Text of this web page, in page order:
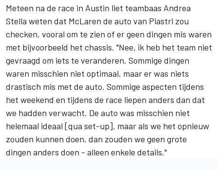
Meteen na de race in Austin liet teambaas Andrea
Stella weten dat McLaren de auto van Piastri zou
checken, vooral om te zien of er geen dingen mis waren
met bijvoorbeeld het chassis. "Nee, ik heb het team niet
gevraagd om iets te veranderen. Sommige dingen
waren misschien niet optimaal, maar er was niets
drastisch mis met de auto. Sommige aspecten tijdens
het weekend en tijdens de race liepen anders dan dat
we hadden verwacht. De auto was misschien niet
helemaal ideaal [qua set-up], maar als we het opnieuw
zouden kunnen doen, dan zouden we geen grote
dingen anders doen - alleen enkele details."